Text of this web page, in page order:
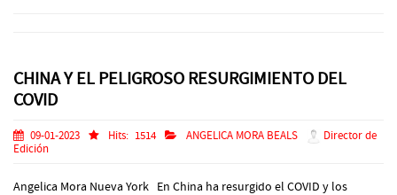
CHINA Y EL PELIGROSO RESURGIMIENTO DEL
COVID
09-01-2023 Hits: 1514 ANGELICA MORA BEALS
Director de
Edición
Angelica Mora Nueva York En China ha resurgido el COVID y los